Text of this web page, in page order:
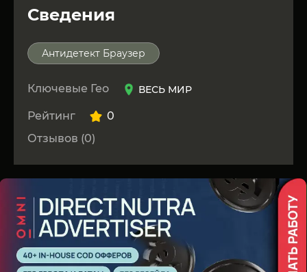
Сведения
Антидетект Браузер
Ключевые Гео ВЕСЬ МИР
Рейтинг
0
Отзывов (0)